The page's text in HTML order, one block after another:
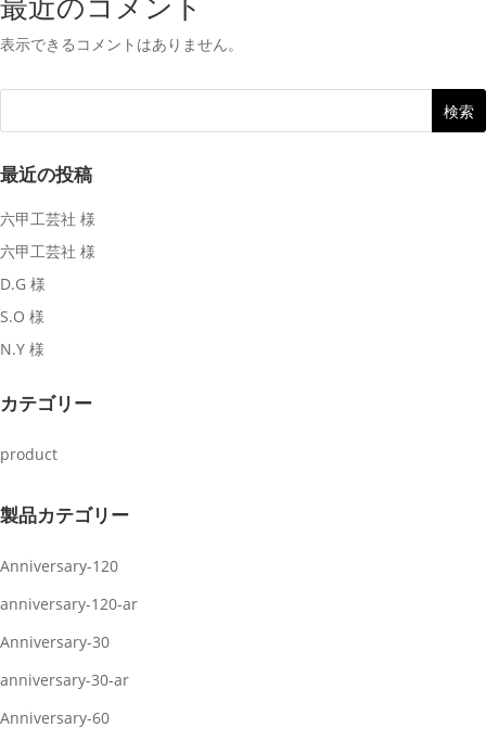
表示できるコメントはありません。
最近の投稿
六甲工芸社 様
六甲工芸社 様
D.G 様
S.O 様
N.Y 様
カテゴリー
product
製品カテゴリー
Anniversary-120
anniversary-120-ar
Anniversary-30
anniversary-30-ar
Anniversary-60